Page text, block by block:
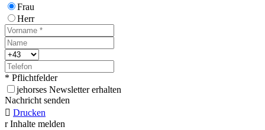
Frau
Herr
* Pflichtfelder
jehorses Newsletter erhalten
Nachricht senden
 Drucken
r Inhalte melden